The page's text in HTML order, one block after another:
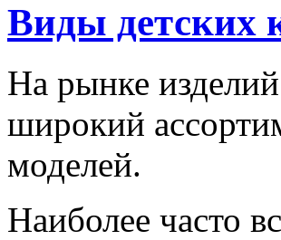
Виды детских
На рынке изделий
широкий
моделей.
Наиболее часто